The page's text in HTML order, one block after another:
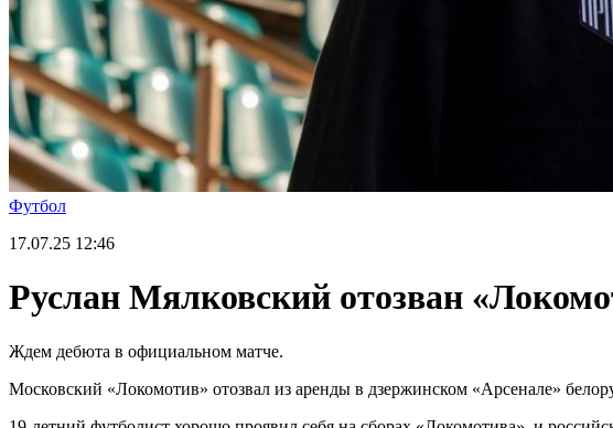
Футбол
17.07.25 12:46
Руслан Мялковский отозван
Ждем дебюта в официальном матче.
Московский «Локомотив» отозвал из аренды в дзержинском «Арсенале»